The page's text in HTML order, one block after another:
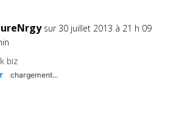
sur 30 juillet 2013 à 21 h 09
biz
chargement…